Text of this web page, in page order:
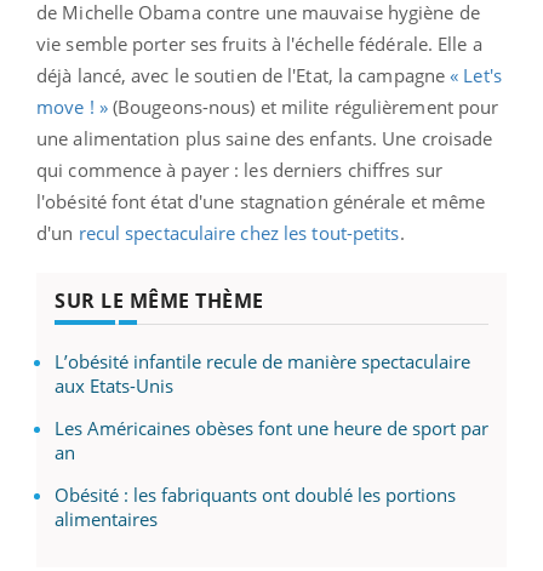
de Michelle Obama contre une mauvaise hygiène de
vie semble porter ses fruits à l'échelle fédérale. Elle a
déjà lancé, avec le soutien de l'Etat, la campagne« Let's
move ! »(Bougeons-nous) et milite régulièrement pour
une alimentation plus saine des enfants. Une croisade
qui commence à payer : les derniers chiffres sur
l'obésité font état d'une stagnation générale et même
d'un recul spectaculaire chez les tout-petits.
SUR LE MÊME THÈME
L’obésité infantile recule de manière spectaculaire
aux Etats-Unis
Les Américaines obèses font une heure de sport par
an
Obésité : les fabriquants ont doublé les portions
alimentaires